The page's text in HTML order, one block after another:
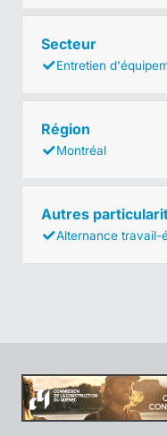
Secteur
Entretien
Région
Montréal
Autres
Alternance travail-